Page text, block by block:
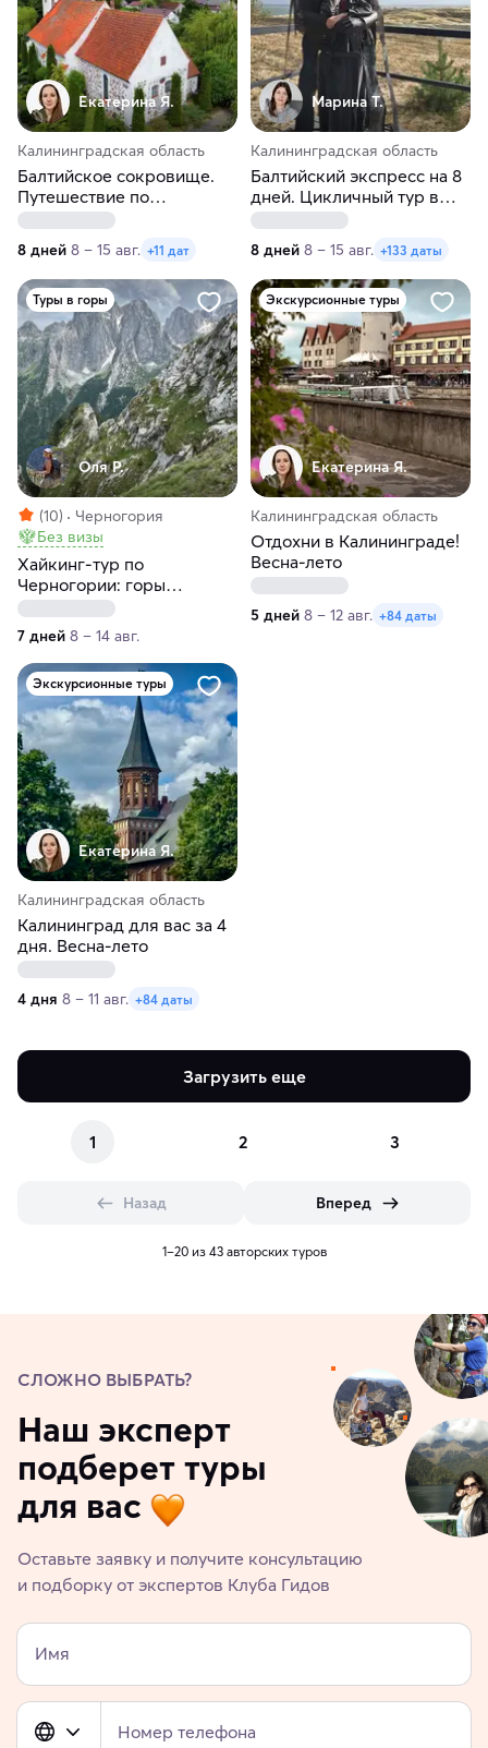
Екатерина Я.
Калининградская область
Балтийское сокровище.
Путешествие по
Калининграду и области.
8 дней 8 – 15 авг. +11 дат
Марина Т.
Калининградская область
Балтийский экспресс на 8
дней. Цикличный тур в
Калининград
8 дней 8 – 15 авг. +133 даты
Туры в горы
Оля Р.
(10)
Черногория
Без визы
Хайкинг-тур по
Черногории: горы
Дурмитора и Проклетия,
средневековые города и
море
7 дней 8 – 14 авг.
Экскурсионные туры
Екатерина Я.
Калининградская область
Отдохни в Калининграде!
Весна-лето
5 дней 8 – 12 авг. +84 даты
Экскурсионные туры
Екатерина Я.
Калининградская область
Калининград для вас за 4
дня. Весна-лето
4 дня 8 – 11 авг. +84 даты
Загрузить еще
1 2 3
Назад Вперед
1–20 из 43 авторских туров
СЛОЖНО ВЫБРАТЬ?
Наш эксперт
подберет туры
для вас
Оставьте заявку и получите консультацию
и подборку от экспертов Клуба Гидов
Имя
Номер телефона